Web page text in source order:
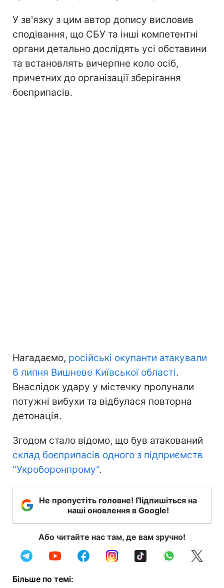
У зв'язку з цим автор допису висловив
сподівання, що СБУ та інші компетентні
органи детально дослідять усі обставини
та встановлять вичерпне коло осіб,
причетних до організації зберігання
боєприпасів.
Нагадаємо, російські окупанти атакували
6 липня Вишневе Київської області.
Внаслідок удару у містечку пролунали
потужні вибухи та відбулася повторна
детонація.
Згодом стало відомо, що був атакований
склад боєприпасів одного з підприємств
"Укроборонпрому".
Не пропустіть головне! Підпишіться на
наші оновлення в Google!
Або читайте нас там, де вам зручно!
Більше по темі: